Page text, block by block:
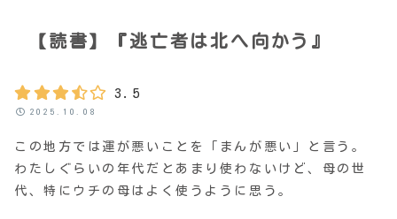
【読書】『逃亡者は北へ向かう』
3.5
2025.10.08
この地方では運が悪いことを「まんが悪い」と言う。
わたしぐらいの年代だとあまり使わないけど、母の世
代、特にウチの母はよく使うように思う。